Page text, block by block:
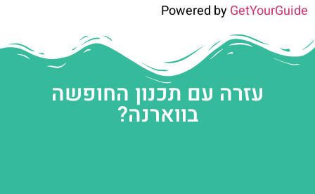
Powered byGetYourGuide
עזרה עם תכנון החופשה
בווארנה?